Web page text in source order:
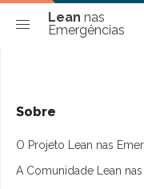
Lean nas
Emergências
Sobre
O Projeto Lean nas
A Comunidade Lean